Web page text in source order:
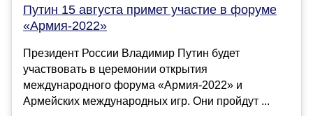
Путин 15 августа примет участие в форуме
«Армия-2022»
Президент России Владимир Путин будет
участвовать в церемонии открытия
международного форума «Армия-2022» и
Армейских международных игр. Они пройдут ...